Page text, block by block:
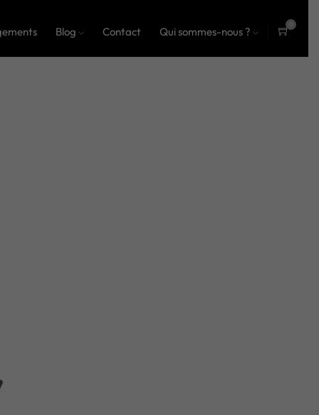
Blog Contact Qui sommes-nous ?
0